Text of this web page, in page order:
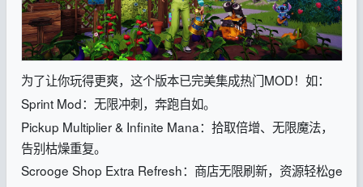
为了让你玩得更爽，这个版本已完美集成热门MOD！如：
Sprint Mod：无限冲刺，奔跑自如。
Pickup Multiplier & Infinite Mana：拾取倍增、无限魔法，
告别枯燥重复。
Scrooge Shop Extra Refresh：商店无限刷新，资源轻松ge